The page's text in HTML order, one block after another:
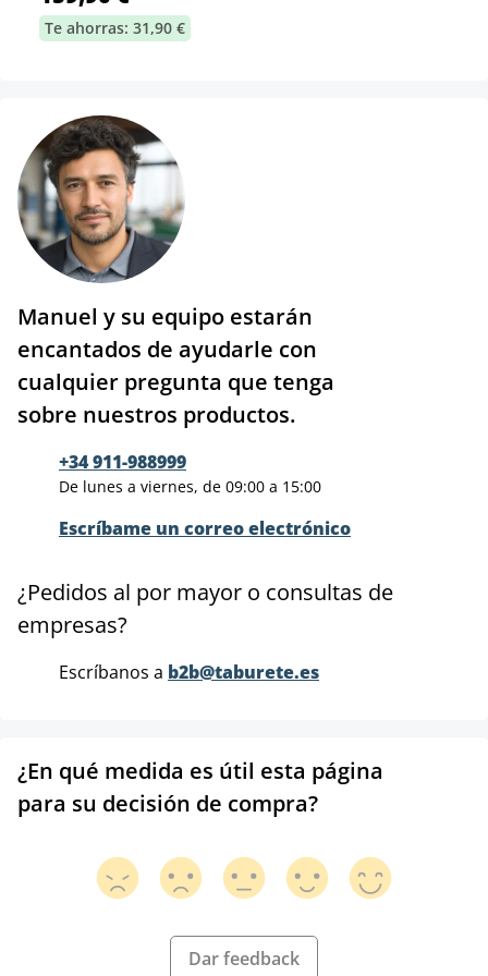
Te ahorras: 31,90 €
Manuel y su equipo estarán
encantados de ayudarle con
cualquier pregunta que tenga
sobre nuestros productos.
+34 911-988999
De lunes a viernes, de 09:00 a 15:00
Escríbame un correo electrónico
¿Pedidos al por mayor o consultas de
empresas?
Escríbanos a b2b@taburete.es
¿En qué medida es útil esta página
para su decisión de compra?
Dar feedback